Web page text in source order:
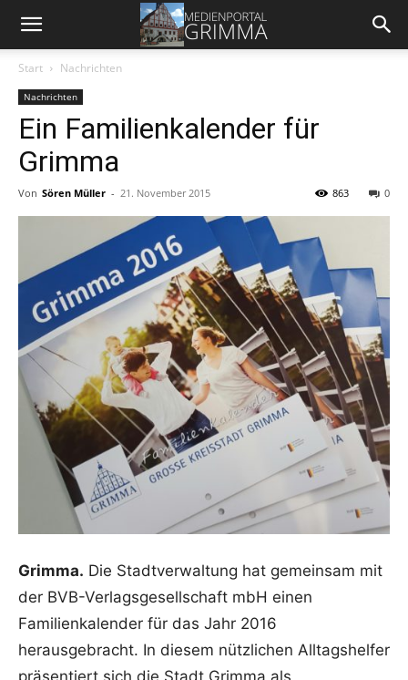
Start Nachrichten
Nachrichten
Ein Familienkalender für
Grimma
Von Sören Müller - 21. November 2015 0
863
Grimma. Die Stadtverwaltung hat gemeinsam mit
der BVB-Verlagsgesellschaft mbH einen
Familienkalender für das Jahr 2016
herausgebracht. In diesem nützlichen Alltagshelfer
präsentiert sich die Stadt Grimma als